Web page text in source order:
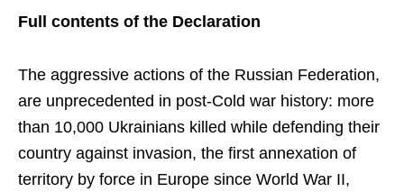
Full contents of the Declaration
The aggressive actions of the Russian Federation,
are unprecedented in post-Cold war history: more
than 10,000 Ukrainians killed while defending their
country against invasion, the first annexation of
territory by force in Europe since World War II,